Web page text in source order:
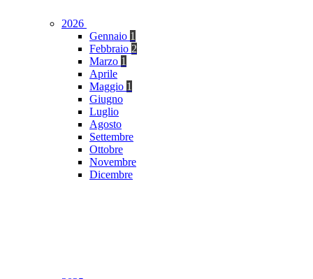
2026
Gennaio 1
Febbraio 2
Marzo 1
Aprile
Maggio 1
Giugno
Luglio
Agosto
Settembre
Ottobre
Novembre
Dicembre